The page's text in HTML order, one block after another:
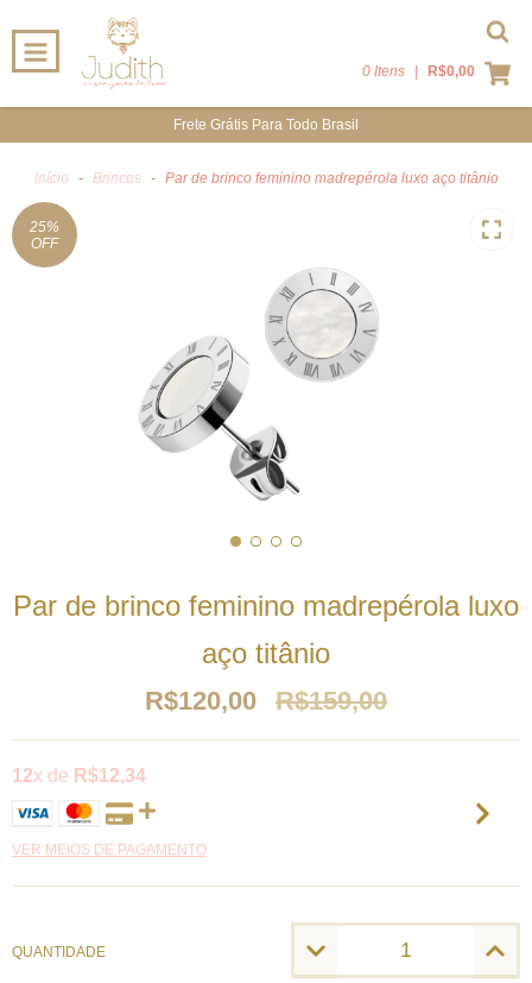
0 Itens R$0,00
Frete Grátis Para Todo Brasil
Início - Brincos - Par de brinco feminino madrepérola luxo aço titânio
25%
OFF
Par de brinco feminino madrepérola luxo
aço titânio
R$120,00 R$159,00
12x de R$12,34
VER MEIOS DE PAGAMENTO
QUANTIDADE